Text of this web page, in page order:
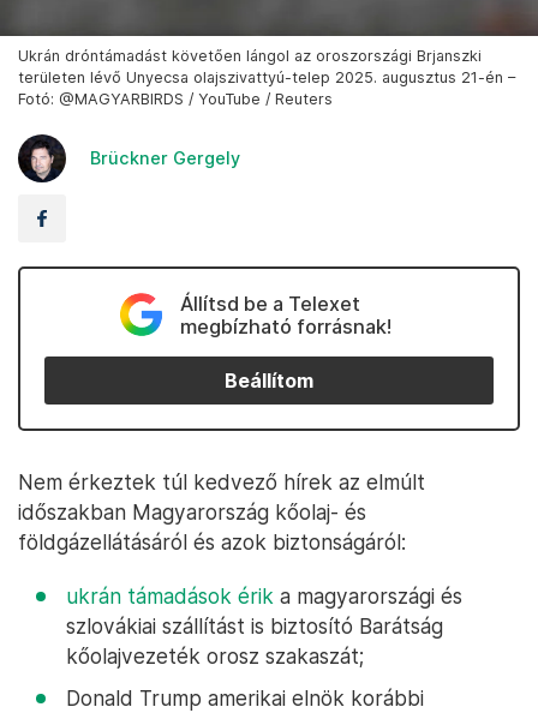
Ukrán dróntámadást követően lángol az oroszországi Brjanszki
területen lévő Unyecsa olajszivattyú-telep 2025. augusztus 21-én –
Fotó: @MAGYARBIRDS / YouTube / Reuters
Brückner Gergely
Állítsd be a Telexet
megbízható forrásnak!
Beállítom
Nem érkeztek túl kedvező hírek az elmúlt
időszakban Magyarország kőolaj- és
földgázellátásáról és azok biztonságáról:
ukrán támadások érik a magyarországi és
szlovákiai szállítást is biztosító Barátság
kőolajvezeték orosz szakaszát;
Donald Trump amerikai elnök korábbi